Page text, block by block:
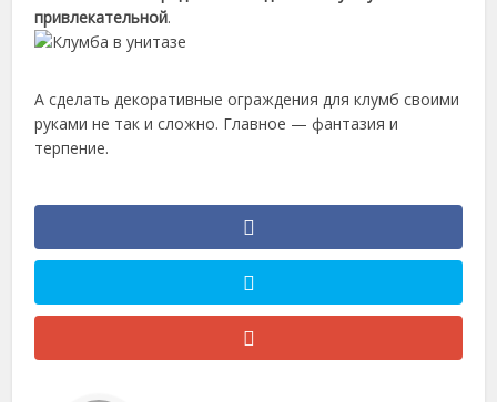
привлекательной.
А сделать декоративные ограждения для клумб своими
руками не так и сложно. Главное — фантазия и
терпение.